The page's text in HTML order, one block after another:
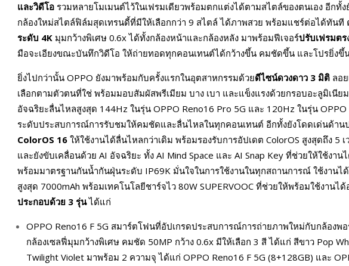
และวิดีโอ รวมหลายโมเมนต์ไว้ในเฟรมเดียวพร้อมตกแต่งได้ตามสไตล์ของตนเอง อีกทั้
กล้องใหม่สไตล์ฟิล์มสุดเทรนดี้ที่มีให้เลือกกว่า 9 สไตล์ ได้ภาพสวย พร้อมแชร์ต่อได้ทัน
ระดับ 4K มุมกว้างพิเศษ 0.6x ได้ทั้งกล้องหน้าและกล้องหลัง มาพร้อมฟีเจอร์ปรับเฟรมต
มือจะเอียงขณะบันทึกวิดีโอ ให้ถ่ายทอดทุกคอนเทนต์ได้กว้างขึ้น คมชัดขึ้น และโปรยิ่งขึ้
ยิ่งไปกว่านั้น OPPO ยังมาพร้อมกับครั้งแรกในอุตสาหกรรมด้วยดีไซน์ดวงดาว 3 มิติ ลอ
เลือกตามตัวตนที่ใช่ พร้อมมอบสัมผัสพรีเมียม บาง เบา และแข็งแรงด้วยกรอบอะลูมิเนีย
อัจฉริยะลื่นไหลสูงสุด 144Hz ในรุ่น OPPO Reno16 Pro 5G และ 120Hz ในรุ่น
ระดับประสบการณ์การรับชมให้คมชัดและลื่นไหลในทุกคอนเทนต์ อีกทั้งยังโดดเด่นด้า
ColorOS 16 ให้ใช้งานได้ลื่นไหลกว่าเดิม พร้อมรองรับการอัปเดต ColorOS สูงสุดถึง
และยังขับเคลื่อนด้วย AI อัจฉริยะ ทั้ง AI Mind Space และ AI Snap Key ที่ช่วยให้ใช้งา
พร้อมมาตรฐานกันน้ำกันฝุ่นระดับ IP69K มั่นใจในการใช้งานในทุกสถานการณ์ ใช้งาน
สูงสุด 7000mAh พร้อมเทคโนโลยีชาร์จไว 80W SUPERVOOC ที่ช่วยให้พร้อมใช้งานได้
ประกอบด้วย 3 รุ่นได้แก่
OPPO Reno16 F 5G สมาร์ตโฟนที่อัปเกรดประสบการณ์การถ่ายภาพใหม่กับกล้อง
กล้องเซลฟี่มุมกว้างพิเศษ คมชัด 50MP กว้าง 0.6x มีให้เลือก 3 สี ได้แก่ สีขาว Pop
Twilight Violet มาพร้อม 2 ความจุ ได้แก่ OPPO Reno16 F 5G (8+128GB) และ